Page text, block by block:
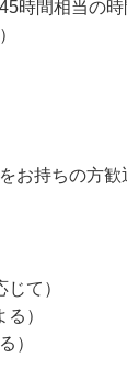
円以上＋業
お持ちの方歓
じて）